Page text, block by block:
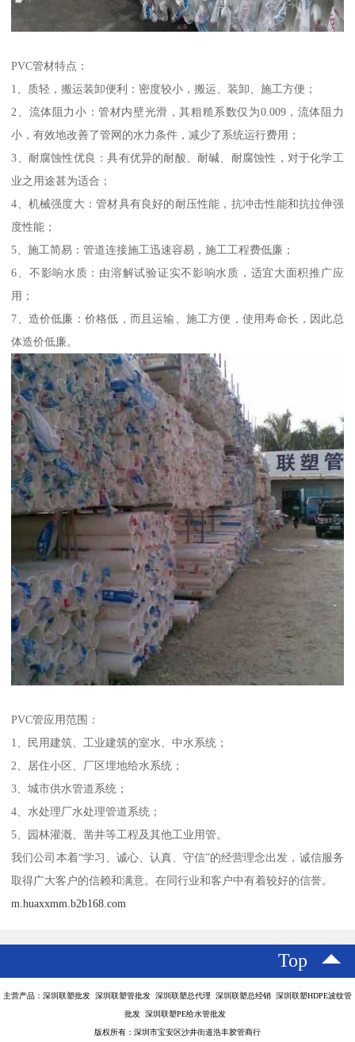
PVC管材特点：
1、质轻，搬运装卸便利：密度较小，搬运、装卸、施工方便；
2、流体阻力小：管材内壁光滑，其粗糙系数仅为0.009，流体阻力
小，有效地改善了管网的水力条件，减少了系统运行费用；
3、耐腐蚀性优良：具有优异的耐酸、耐碱、耐腐蚀性，对于化学工
业之用途甚为适合；
4、机械强度大：管材具有良好的耐压性能，抗冲击性能和抗拉伸强
度性能；
5、施工简易：管道连接施工迅速容易，施工工程费低廉；
6、不影响水质：由溶解试验证实不影响水质，适宜大面积推广应
用；
7、造价低廉：价格低，而且运输、施工方便，使用寿命长，因此总
体造价低廉。
PVC管应用范围：
1、民用建筑、工业建筑的室水、中水系统；
2、居住小区、厂区埋地给水系统；
3、城市供水管道系统；
4、水处理厂水处理管道系统；
5、园林灌溉、凿井等工程及其他工业用管。
我们公司本着“学习、诚心、认真、守信”的经营理念出发，诚信服务
取得广大客户的信赖和满意。在同行业和客户中有着较好的信誉。
m.huaxxmm.b2b168.com
Top
主营产品：深圳联塑批发 深圳联塑管批发 深圳联塑总代理 深圳联塑总经销 深圳联塑HDPE波纹管
批发 深圳联塑PE给水管批发
版权所有：深圳市宝安区沙井街道浩丰胶管商行